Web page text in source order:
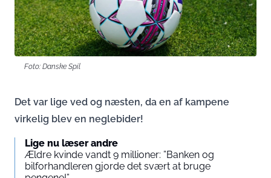
Foto: Danske Spil
Det var lige ved og næsten, da en af kampene
virkelig blev en neglebider!
Lige nu læser andre
Ældre kvinde vandt 9 millioner: ”Banken og
bilforhandleren gjorde det svært at bruge